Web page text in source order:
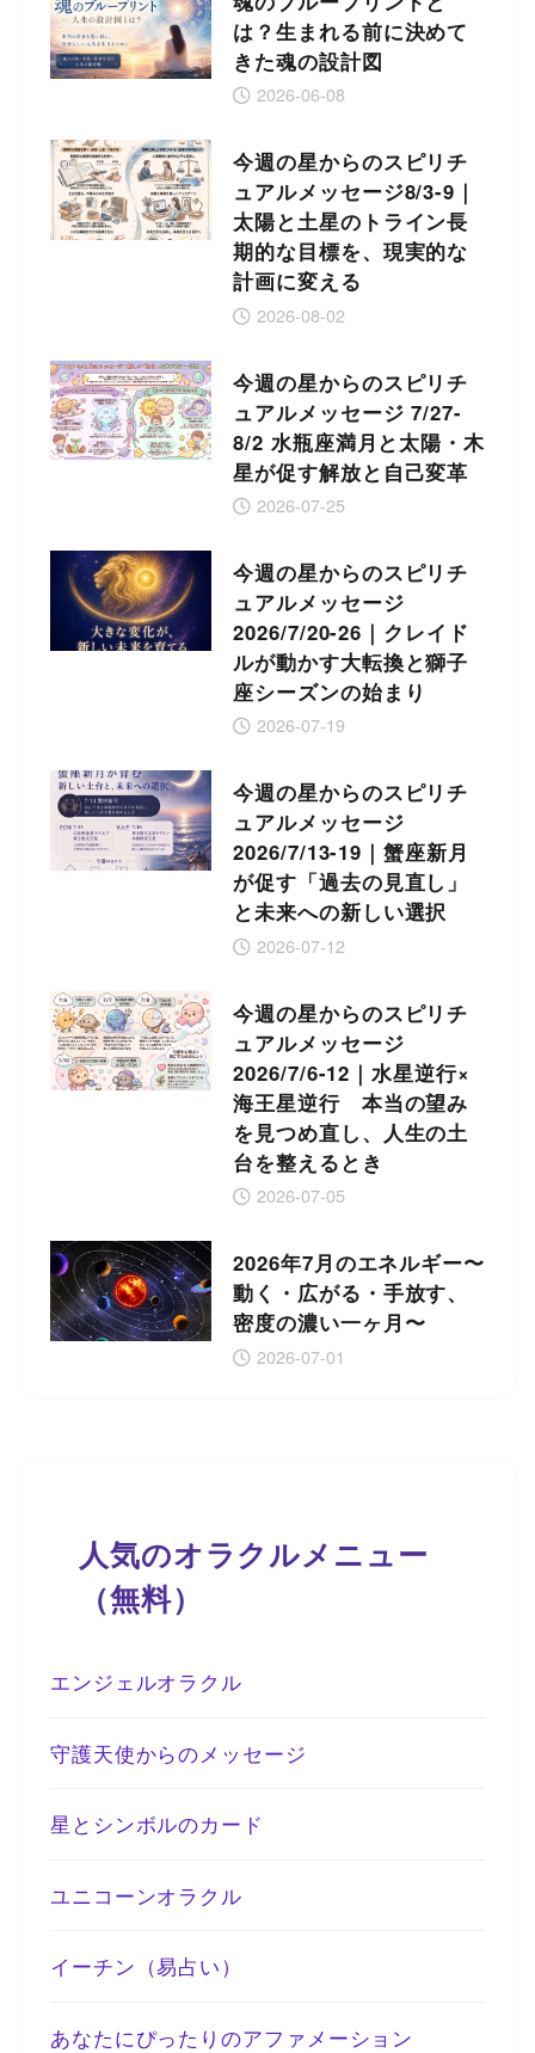
は？生まれる前に決めて
きた魂の設計図
2026-06-08
今週の星からのスピリチ
ュアルメッセージ8/3-9｜
太陽と土星のトライン長
期的な目標を、現実的な
計画に変える
2026-08-02
今週の星からのスピリチ
ュアルメッセージ 7/27-
8/2 水瓶座満月と太陽・木
星が促す解放と自己変革
2026-07-25
今週の星からのスピリチ
ュアルメッセージ
2026/7/20-26｜クレイド
ルが動かす大転換と獅子
座シーズンの始まり
2026-07-19
今週の星からのスピリチ
ュアルメッセージ
2026/7/13-19｜蟹座新月
が促す「過去の見直し」
と未来への新しい選択
2026-07-12
今週の星からのスピリチ
ュアルメッセージ
2026/7/6-12｜水星逆行×
海王星逆行 本当の望み
を見つめ直し、人生の土
台を整えるとき
2026-07-05
2026年7月のエネルギー〜
動く・広がる・手放す、
密度の濃い一ヶ月〜
2026-07-01
人気のオラクルメニュー
（無料）
エンジェルオラクル
守護天使からのメッセージ
星とシンボルのカード
ユニコーンオラクル
イーチン（易占い）
あなたにぴったりのアファメーション